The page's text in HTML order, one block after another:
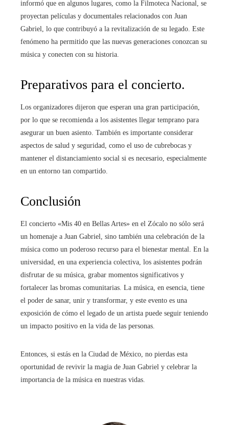
informó que en algunos lugares, como la Filmoteca Nacional, se
proyectan películas y documentales relacionados con Juan
Gabriel, lo que contribuyó a la revitalización de su legado. Este
fenómeno ha permitido que las nuevas generaciones conozcan su
música y conecten con su historia.
Preparativos para el concierto.
Los organizadores dijeron que esperan una gran participación,
por lo que se recomienda a los asistentes llegar temprano para
asegurar un buen asiento. También es importante considerar
aspectos de salud y seguridad, como el uso de cubrebocas y
mantener el distanciamiento social si es necesario, especialmente
en un entorno tan compartido.
Conclusión
El concierto «Mis 40 en Bellas Artes» en el Zócalo no sólo será
un homenaje a Juan Gabriel, sino también una celebración de la
música como un poderoso recurso para el bienestar mental. En la
universidad, en una experiencia colectiva, los asistentes podrán
disfrutar de su música, grabar momentos significativos y
fortalecer las bromas comunitarias. La música, en esencia, tiene
el poder de sanar, unir y transformar, y este evento es una
exposición de cómo el legado de un artista puede seguir teniendo
un impacto positivo en la vida de las personas.
Entonces, si estás en la Ciudad de México, no pierdas esta
oportunidad de revivir la magia de Juan Gabriel y celebrar la
importancia de la música en nuestras vidas.